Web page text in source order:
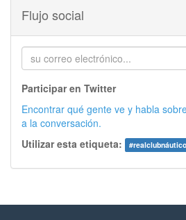
Flujo social
Participar en Twitter
Encontrar qué gente ve y habla
a la conversación.
Utilizar esta etiqueta:
#